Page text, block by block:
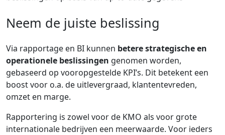
Neem de juiste beslissing
Via rapportage en BI kunnen betere strategische en
operationele beslissingen genomen worden,
gebaseerd op vooropgestelde KPI’s. Dit betekent een
boost voor o.a. de uitlevergraad, klantentevreden,
omzet en marge.
Rapportering is zowel voor de KMO als voor grote
internationale bedrijven een meerwaarde. Voor ieders